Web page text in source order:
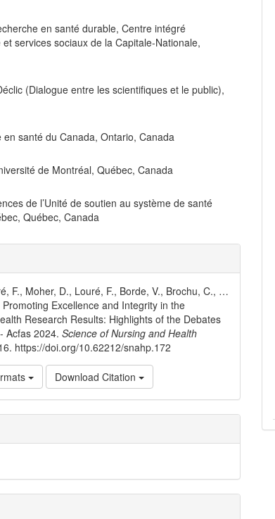
en santé durable, Centre intégré
services sociaux de la Capitale-Nationale,
(Dialogue entre les scientifiques et le public),
santé du Canada, Ontario, Canada
de Montréal, Québec, Canada
de l’Unité de soutien au système de santé
Québec, Canada
F., Moher, D., Louré, F., Borde, V., Brochu, C., …
Excellence and Integrity in the
Research Results: Highlights of the Debates
Acfas 2024.Science of Nursing and Health
https://doi.org/10.62212/snahp.172
Download Citation